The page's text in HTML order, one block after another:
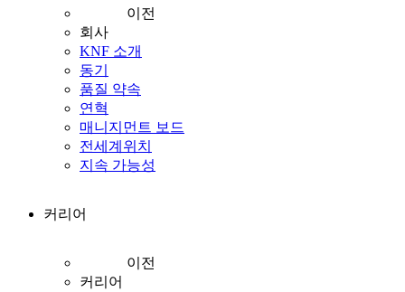
이전
회사
KNF 소개
동기
품질 약속
연혁
매니지먼트 보드
전세계위치
지속 가능성
커리어
이전
커리어